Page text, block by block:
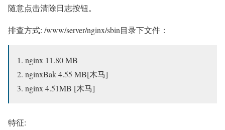
随意点击清除日志按钮。
排查方式: /www/server/nginx/sbin目录下文件：
1. nginx 11.80 MB
2. nginxBak 4.55 MB[木马]
3. nginx 4.51MB [木马]
特征: